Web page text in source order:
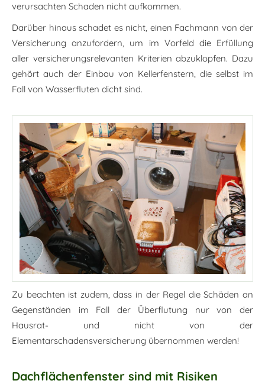
verursachten Schaden nicht aufkommen.
Darüber hinaus schadet es nicht, einen Fachmann von der
Versicherung anzufordern, um im Vorfeld die Erfüllung
aller versicherungsrelevanten Kriterien abzuklopfen. Dazu
gehört auch der Einbau von Kellerfenstern, die selbst im
Fall von Wasserfluten dicht sind.
Zu beachten ist zudem, dass in der Regel die Schäden an
Gegenständen im Fall der Überflutung nur von der
Hausrat- und nicht von der
Elementarschadensversicherung übernommen werden!
Dachflächenfenster sind mit Risiken